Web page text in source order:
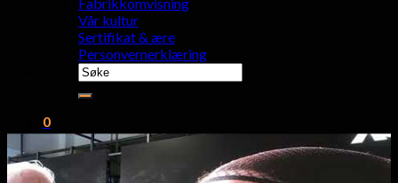
Vår kultur
Sertifikat & ære
Personvernerklæring
Søk
etter:
0
kurven